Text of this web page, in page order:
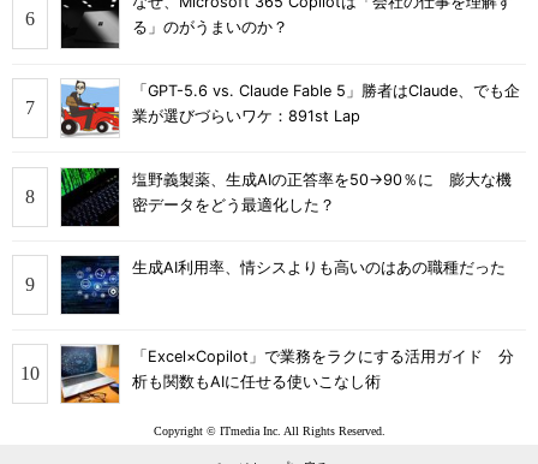
る」のがうまいのか？
「GPT-5.6 vs. Claude Fable 5」勝者はClaude、でも企
業が選びづらいワケ：891st Lap
塩野義製薬、生成AIの正答率を50→90％に 膨大な機
密データをどう最適化した？
生成AI利用率、情シスよりも高いのはあの職種だった
「Excel×Copilot」で業務をラクにする活用ガイド 分
析も関数もAIに任せる使いこなし術
Copyright © ITmedia Inc. All Rights Reserved.